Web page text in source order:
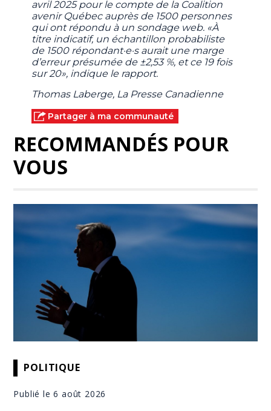
avril 2025 pour le compte de la Coalition
avenir Québec auprès de 1500 personnes
qui ont répondu à un sondage web. «À
titre indicatif, un échantillon probabiliste
de 1500 répondant·e·s aurait une marge
d’erreur présumée de ±2,53 %, et ce 19 fois
sur 20», indique le rapport.
Thomas Laberge, La Presse Canadienne
Partager à ma communauté
RECOMMANDÉS POUR
VOUS
POLITIQUE
Publié le 6 août 2026